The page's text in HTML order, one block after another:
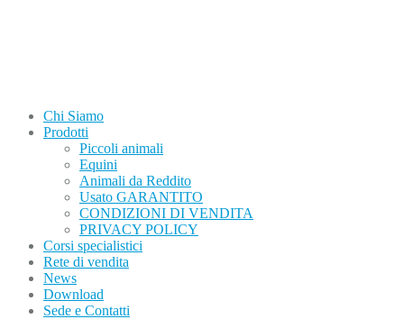
Chi Siamo
Prodotti
Piccoli animali
Equini
Animali da Reddito
Usato GARANTITO
CONDIZIONI DI VENDITA
PRIVACY POLICY
Corsi specialistici
Rete di vendita
News
Download
Sede e Contatti